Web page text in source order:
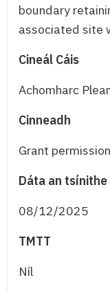
boundary
associated site
Cineál Cáis
Achomharc
Cinneadh
Grant
Dáta an tsínithe
08/12/2025
TMTT
Níl